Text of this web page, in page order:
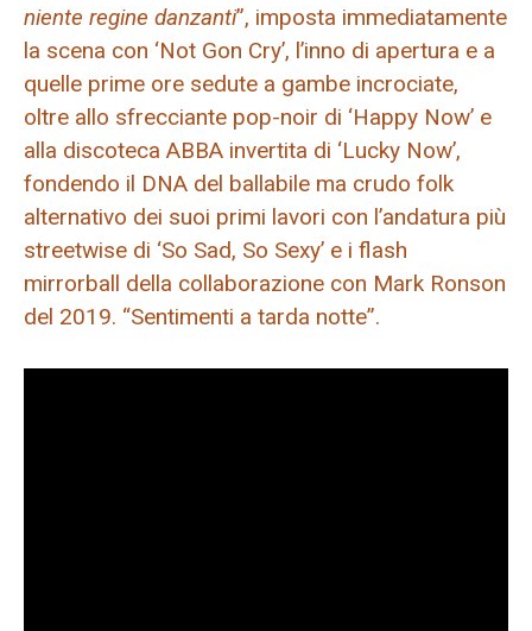
niente regine danzanti”, imposta immediatamente
la scena con ‘Not Gon Cry’, l’inno di apertura e a
quelle prime ore sedute a gambe incrociate,
oltre allo sfrecciante pop-noir di ‘Happy Now’ e
alla discoteca ABBA invertita di ‘Lucky Now’,
fondendo il DNA del ballabile ma crudo folk
alternativo dei suoi primi lavori con l’andatura più
streetwise di ‘So Sad, So Sexy’ e i flash
mirrorball della collaborazione con Mark Ronson
del 2019. “Sentimenti a tarda notte”.